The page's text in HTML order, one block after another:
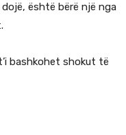
është bërë një nga
bashkohet shokut të